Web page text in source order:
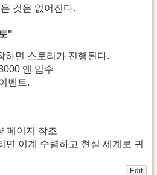
것은 없어진다.
"
하면 스토리가 진행된다.
엔 입수
벤트.
페이지 참조
면 이계 수렴하고 현실 세계로 귀
Edit